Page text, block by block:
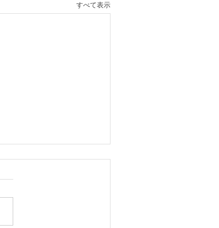
すべて表示